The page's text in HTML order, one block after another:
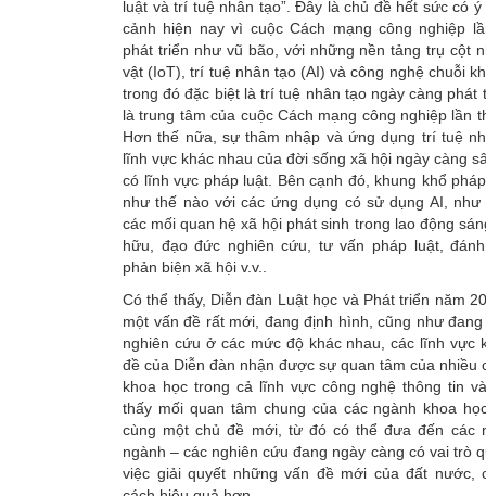
luật và trí tuệ nhân tạo”. Đây là chủ đề hết sức có
cảnh hiện nay vì cuộc Cách mạng công nghiệp
phát triển như vũ bão, với những nền tảng trụ cột
vật (IoT), trí tuệ nhân tạo (AI) và công nghệ chuỗi
trong đó đặc biệt là trí tuệ nhân tạo ngày càng phát
là trung tâm của cuộc Cách mạng công nghiệp lần
Hơn thế nữa, sự thâm nhập và ứng dụng trí tuệ
lĩnh vực khác nhau của đời sống xã hội ngày càng
có lĩnh vực pháp luật. Bên cạnh đó, khung khổ
như thế nào với các ứng dụng có sử dụng AI, như
các mối quan hệ xã hội phát sinh trong lao động
hữu, đạo đức nghiên cứu, tư vấn pháp luật,
phản biện xã hội v.v..
Có thể thấy, Diễn đàn Luật học và Phát triển năm
một vấn đề rất mới, đang định hình, cũng như
nghiên cứu ở các mức độ khác nhau, các lĩnh vực
đề của Diễn đàn nhận được sự quan tâm của nhiều
khoa học trong cả lĩnh vực công nghệ thông tin
thấy mối quan tâm chung của các ngành khoa
cùng một chủ đề mới, từ đó có thể đưa đến các
ngành – các nghiên cứu đang ngày càng có vai trò
việc giải quyết những vấn đề mới của đất nước,